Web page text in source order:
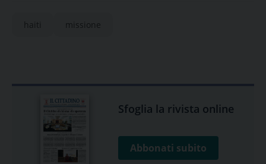
haiti missione
Sfoglia la rivista online
Abbonati subito